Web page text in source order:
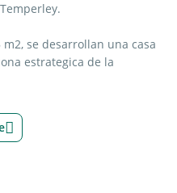
se desarrollan una casa
estrategica de la